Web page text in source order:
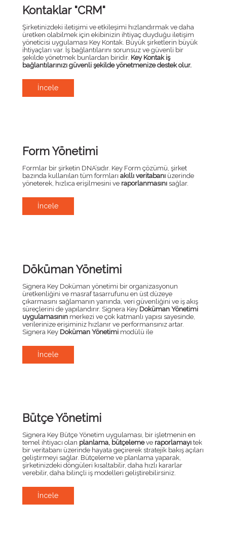
Kontaklar "CRM"
Şirketinizdeki iletişimi ve etkileşimi hızlandırmak ve daha
üretken olabilmek için ekibinizin ihtiyaç duyduğu iletişim
yöneticisi uygulaması Key Kontak. Büyük şirketlerin büyük
ihtiyaçları var. İş bağlantılarını sorunsuz ve güvenli bir
şekilde yönetmek bunlardan biridir. Key Kontak iş
bağlantılarınızı güvenli şekilde yönetmenize destek olur.
İncele
Form Yönetimi
Formlar bir şirketin DNA’sıdır. Key Form çözümü, şirket
bazında kullanılan tüm formları akıllı veritabanıüzerinde
yöneterek, hızlıca erişilmesini ve raporlanmasınısağlar.
İncele
Döküman Yönetimi
Signera Key Doküman yönetimi bir organizasyonun
üretkenliğini ve masraf tasarrufunu en üst düzeye
çıkarmasını sağlamanın yanında, veri güvenliğini ve iş akış
süreçlerini de yapılandırır. Signera Key Doküman Yönetimi
uygulamasınınmerkezi ve çok katmanlı yapısı sayesinde,
verilerinize erişiminiz hızlanır ve performansınız artar.
Signera Key Doküman Yönetimimodülü ile
İncele
Bütçe Yönetimi
Signera Key Bütçe Yönetim uygulaması, bir işletmenin en
temel ihtiyacı olan planlama, bütçelemeveraporlamayıtek
bir veritabanı üzerinde hayata geçirerek stratejik bakış açıları
geliştirmeyi sağlar. Bütçeleme ve planlama yaparak,
şirketinizdeki döngüleri kısaltabilir, daha hızlı kararlar
verebilir, daha bilinçli iş modelleri geliştirebilirsiniz.
İncele